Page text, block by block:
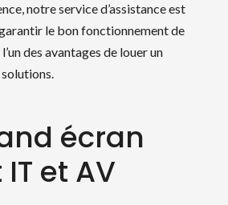
notre service d’assistance est
le bon fonctionnement de
des avantages de louer un
écran
et AV